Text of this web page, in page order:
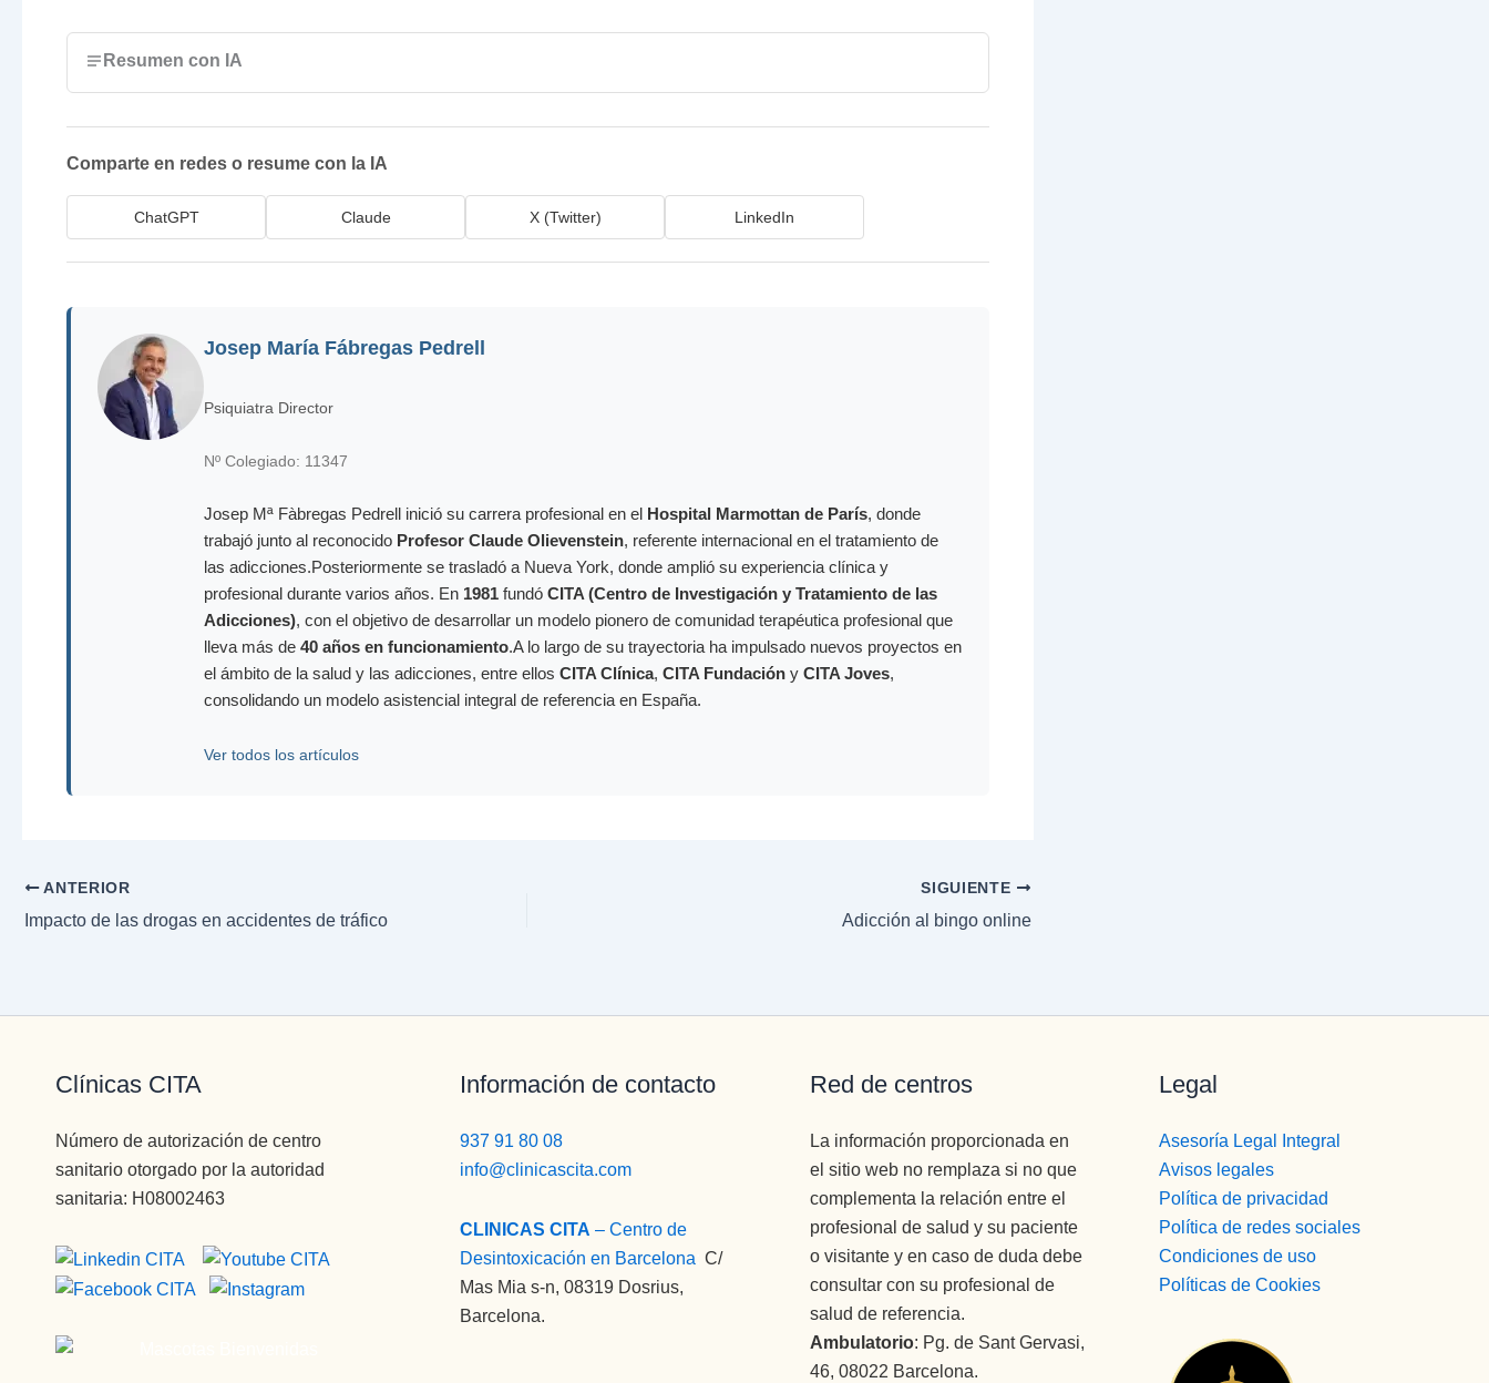
Resumen con IA
Comparte en redes o resume con la IA
ChatGPT Claude X (Twitter) LinkedIn
Josep María Fábregas Pedrell
Psiquiatra Director
Nº Colegiado: 11347
Josep Mª Fàbregas Pedrell inició su carrera profesional en el Hospital Marmottan de París, donde
trabajó junto al reconocido Profesor Claude Olievenstein, referente internacional en el tratamiento de
las adicciones.Posteriormente se trasladó a Nueva York, donde amplió su experiencia clínica y
profesional durante varios años. En 1981 fundó CITA (Centro de Investigación y Tratamiento de las
Adicciones), con el objetivo de desarrollar un modelo pionero de comunidad terapéutica profesional que
lleva más de 40 años en funcionamiento.A lo largo de su trayectoria ha impulsado nuevos proyectos en
el ámbito de la salud y las adicciones, entre ellos CITA Clínica, CITA Fundación y CITA Joves,
consolidando un modelo asistencial integral de referencia en España.
Ver todos los artículos
ANTERIOR
Impacto de las drogas en accidentes de tráfico
SIGUIENTE
Adicción al bingo online
Clínicas CITA
Número de autorización de centro
sanitario otorgado por la autoridad
sanitaria: H08002463
Información de contacto
937 91 80 08
info@clinicascita.com
CLINICAS CITA – Centro de
Desintoxicación en Barcelona C/
Mas Mia s-n, 08319 Dosrius,
Barcelona.
Red de centros
La información proporcionada en
el sitio web no remplaza si no que
complementa la relación entre el
profesional de salud y su paciente
o visitante y en caso de duda debe
consultar con su profesional de
salud de referencia.
Ambulatorio: Pg. de Sant Gervasi,
46, 08022 Barcelona.
Legal
Asesoría Legal Integral
Avisos legales
Política de privacidad
Política de redes sociales
Condiciones de uso
Políticas de Cookies